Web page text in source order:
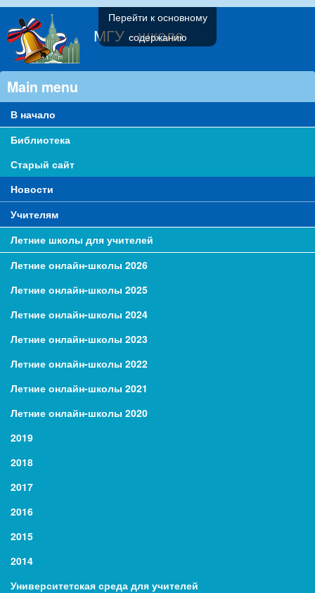
Перейти к основному
содержанию
МГУ - школе
Main menu
В начало
Библиотека
Старый сайт
Новости
Учителям
Летние школы для учителей
Летние онлайн-школы 2026
Летние онлайн-школы 2025
Летние онлайн-школы 2024
Летние онлайн-школы 2023
Летние онлайн-школы 2022
Летние онлайн-школы 2021
Летние онлайн-школы 2020
2019
2018
2017
2016
2015
2014
Университетская среда для учителей